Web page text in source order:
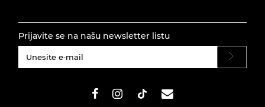
Prijavite se na našu newsletter listu